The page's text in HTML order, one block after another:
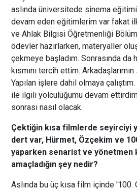
aslında üniversitede sinema eğitimi
devam eden eğitimlerim var fakat
ve Ahlak Bilgisi Öğretmenliği
ödevler hazırlarken, materyaller
çekmeye başladım. Sonrasında
kısmını tercih ettim.
Yapılan işlere dahil olmaya
ile ilgili yolculuğumu devam
sonrası nasıl olacak.
Çektiğin kısa filmlerde seyirciyi
dert var, Hürmet, Özçekim ve
yaparken senarist ve yönetmen
amaçladığın şey nedir?
Aslında bu üç kısa film içinde '100.